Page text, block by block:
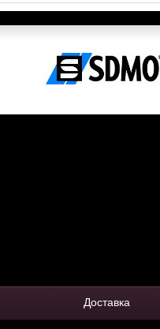
Доставка